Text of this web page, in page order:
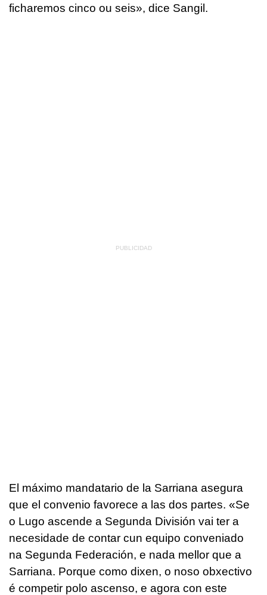
ficharemos cinco ou seis», dice Sangil.
El máximo mandatario de la Sarriana asegura
que el convenio favorece a las dos partes. «Se
o Lugo ascende a Segunda División vai ter a
necesidade de contar cun equipo conveniado
na Segunda Federación, e nada mellor que a
Sarriana. Porque como dixen, o noso obxectivo
é competir polo ascenso, e agora con este